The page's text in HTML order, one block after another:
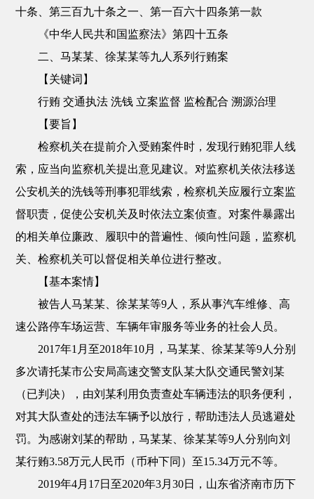
十条、第三百九十条之一、第一百六十四条第一款
《中华人民共和国监察法》第四十五条
二、马某某、徐某某等九人系列行贿案
【关键词】
行贿 交通执法 洗钱 立案监督 监检配合 溯源治理
【要旨】
检察机关在提前介入受贿案件时，发现行贿犯罪人线
索，应当向监察机关提出意见建议。对监察机关依法移送
公安机关的洗钱等刑事犯罪线索，检察机关应履行立案监
督职责，促使公安机关及时依法立案侦查。对案件暴露出
的相关单位廉政、履职中的普遍性、倾向性问题，监察机
关、检察机关可以督促相关单位进行整改。
【基本案情】
被告人马某某、徐某某等9人，系从事汽车维修、高
速公路停车场运营、车辆年审服务等业务的社会人员。
2017年1月至2018年10月，马某某、徐某某等9人分别
多次请托某市公安局高速交警支队某大队交通民警刘某
（已判决），由刘某利用负责查处车辆违法的职务便利，
对其大队查处的违法车辆予以放行，帮助违法人员逃避处
罚。为感谢刘某的帮助，马某某、徐某某等9人分别向刘
某行贿3.58万元人民币（币种下同）至15.34万元不等。
2019年4月17日至2020年3月30日，山东省济南市历下